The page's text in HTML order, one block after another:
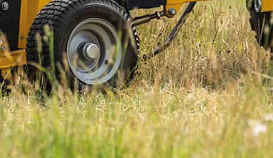
Inkl. moms
I lager
- +
LÄGG I VARUKORGEN